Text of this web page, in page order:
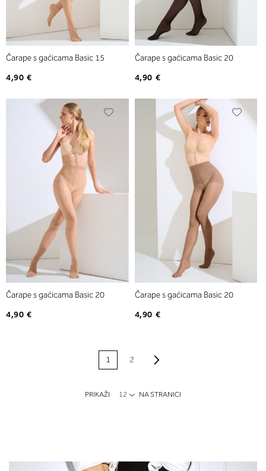
Čarape s gaćicama Basic 15
4,90 €
Čarape s gaćicama Basic 20
4,90 €
Čarape s gaćicama Basic 20
4,90 €
Čarape s gaćicama Basic 20
4,90 €
STRANICA
Trenutno
stranicu
1 Stranica
2
PRIKAŽI NA STRANICI